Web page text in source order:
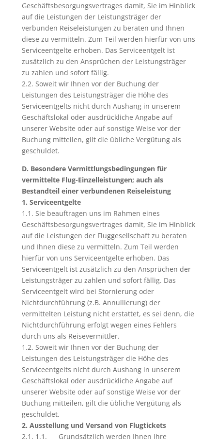
Geschäftsbesorgungsvertrages damit, Sie im Hinblick
auf die Leistungen der Leistungsträger der
verbunden Reiseleistungen zu beraten und Ihnen
diese zu vermitteln. Zum Teil werden hierfür von uns
Serviceentgelte erhoben. Das Serviceentgelt ist
zusätzlich zu den Ansprüchen der Leistungsträger
zu zahlen und sofort fällig.
2.2. Soweit wir Ihnen vor der Buchung der
Leistungen des Leistungsträger die Höhe des
Serviceentgelts nicht durch Aushang in unserem
Geschäftslokal oder ausdrückliche Angabe auf
unserer Website oder auf sonstige Weise vor der
Buchung mitteilen, gilt die übliche Vergütung als
geschuldet.
D. Besondere Vermittlungsbedingungen für
vermittelte Flug-Einzelleistungen; auch als
Bestandteil einer verbundenen Reiseleistung
1. Serviceentgelte
1.1. Sie beauftragen uns im Rahmen eines
Geschäftsbesorgungsvertrages damit, Sie im Hinblick
auf die Leistungen der Fluggesellschaft zu beraten
und Ihnen diese zu vermitteln. Zum Teil werden
hierfür von uns Serviceentgelte erhoben. Das
Serviceentgelt ist zusätzlich zu den Ansprüchen der
Leistungsträger zu zahlen und sofort fällig. Das
Serviceentgelt wird bei Stornierung oder
Nichtdurchführung (z.B. Annullierung) der
vermittelten Leistung nicht erstattet, es sei denn, die
Nichtdurchführung erfolgt wegen eines Fehlers
durch uns als Reisevermittler.
1.2. Soweit wir Ihnen vor der Buchung der
Leistungen des Leistungsträger die Höhe des
Serviceentgelts nicht durch Aushang in unserem
Geschäftslokal oder ausdrückliche Angabe auf
unserer Website oder auf sonstige Weise vor der
Buchung mitteilen, gilt die übliche Vergütung als
geschuldet.
2. Ausstellung und Versand von Flugtickets
2.1. 1.1. Grundsätzlich werden Ihnen Ihre